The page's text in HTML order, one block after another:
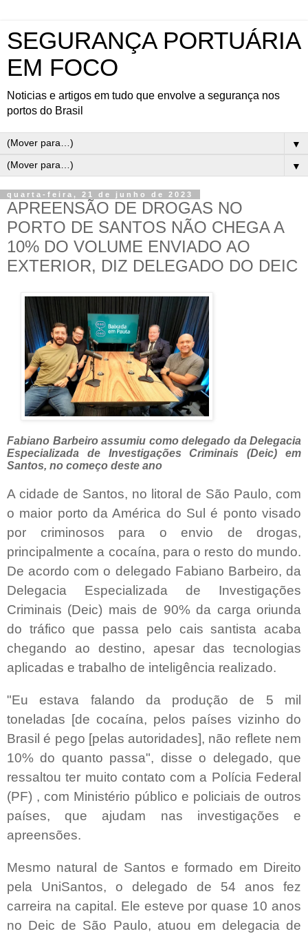
SEGURANÇA PORTUÁRIA
EM FOCO
Noticias e artigos em tudo que envolve a segurança nos
portos do Brasil
▼
▼
quarta-feira, 21 de junho de 2023
APREENSÃO DE DROGAS NO
PORTO DE SANTOS NÃO CHEGA A
10% DO VOLUME ENVIADO AO
EXTERIOR, DIZ DELEGADO DO DEIC
Fabiano Barbeiro assumiu como delegado da Delegacia
Especializada de Investigações Criminais (Deic) em
Santos, no começo deste ano
A cidade de Santos, no litoral de São Paulo, com
o maior porto da América do Sul é ponto visado
por criminosos para o envio de drogas,
principalmente a cocaína, para o resto do mundo.
De acordo com o delegado Fabiano Barbeiro, da
Delegacia Especializada de Investigações
Criminais (Deic) mais de 90% da carga oriunda
do tráfico que passa pelo cais santista acaba
chegando ao destino, apesar das tecnologias
aplicadas e trabalho de inteligência realizado.
"Eu estava falando da produção de 5 mil
toneladas [de cocaína, pelos países vizinho do
Brasil é pego [pelas autoridades], não reflete nem
10% do quanto passa", disse o delegado, que
ressaltou ter muito contato com a Polícia Federal
(PF) , com Ministério público e policiais de outros
países, que ajudam nas investigações e
apreensões.
Mesmo natural de Santos e formado em Direito
pela UniSantos, o delegado de 54 anos fez
carreira na capital. Ele esteve por quase 10 anos
no Deic de São Paulo, atuou em delegacia de